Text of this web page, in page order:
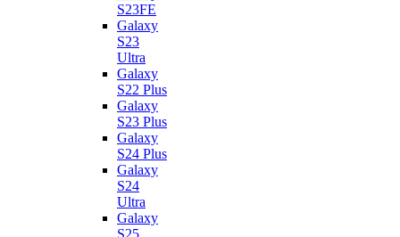
S23FE
Galaxy
S23
Ultra
Galaxy
S22 Plus
Galaxy
S23 Plus
Galaxy
S24 Plus
Galaxy
S24
Ultra
Galaxy
S25